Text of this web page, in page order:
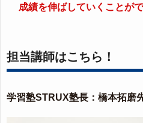
成績を伸ばしていくことがで
担当講師はこちら！
学習塾STRUX塾長：橋本拓磨